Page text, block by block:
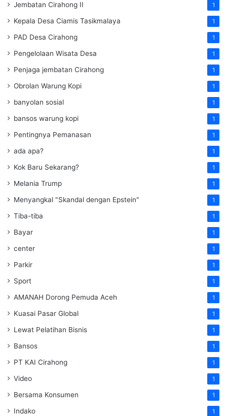
Jembatan Cirahong II 1
Kepala Desa Ciamis Tasikmalaya 1
PAD Desa Cirahong 1
Pengelolaan Wisata Desa 1
Penjaga jembatan Cirahong 1
Obrolan Warung Kopi 1
banyolan sosial 1
bansos warung kopi 1
Pentingnya Pemanasan 1
ada apa? 1
Kok Baru Sekarang? 1
Melania Trump 1
Menyangkal "Skandal dengan Epstein" 1
Tiba-tiba 1
Bayar 1
center 1
Parkir 1
Sport 1
AMANAH Dorong Pemuda Aceh 1
Kuasai Pasar Global 1
Lewat Pelatihan Bisnis 1
Bansos 1
PT KAI Cirahong 1
Video 1
Bersama Konsumen 1
Indako 1